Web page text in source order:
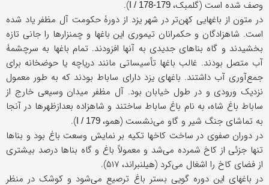
وصف شده است (گلمبک،
).
در متون از باغهایی کهن‌تر در شهر یزد از دورۀ حکومت آل مظفر یاد شده
است. شاهزادگان و حکمرانان تیموری این باغها و چمنزارها را جانی تازه
بخشیدند و گاه بناهای جدیدی به آنها افزودند. تمام باغها به سرچشمۀ
آب متصل بودند. غالب باغها تأسیساتی مانند دریاچه یا حوضخانه برای
جمع‌آوری آب داشتند. باغهای یزد دارای ساباط بودند که به طور معمول
نزدیک ورودی و در طول خیابان بود. آل مظفر میدان وسیعی خارج از
ساباط باغ شاه، به نام باغ ساباط ساختند و شاهزاده بعدازظهرها در آنجا
به تماشای جنگ شیر و گاو می‌نشست (همو،
).
در دوران صفوی در ساخت کاخها تکیه بر نمایش وسعت باغ بود و بناها
تنها جزئی از کاخ شمرده می‌شد و معمولاً باغ و گاه بناها درصد بیشتری
از فضای کاخ را اشغال می‌کرد (هیلنبراند، ۵۱۷).
در باغهای این دوره گویی بستر باغ ترصیع می‌شود و کوشک در منظر